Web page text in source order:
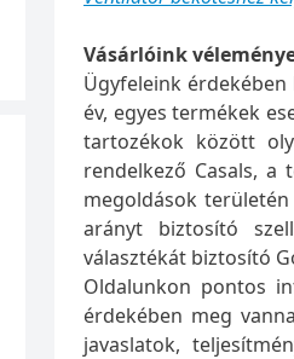
Vásárlóink
Ügyfeleink
év, egyes termékek
tartozékok között
rendelkező Casals, a
megoldások
arányt biztosító
választékát biztosító
Oldalunkon pontos
érdekében meg
javaslatok,